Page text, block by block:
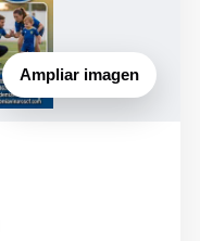
Ampliar imagen